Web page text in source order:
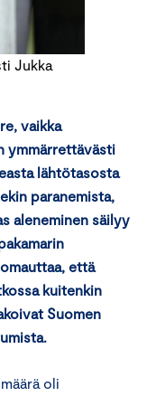
Jukka
vaikka
ymmärrettävästi
lähtötasosta
paranemista,
aleneminen säilyy
että
kuitenkin
Suomen
oli